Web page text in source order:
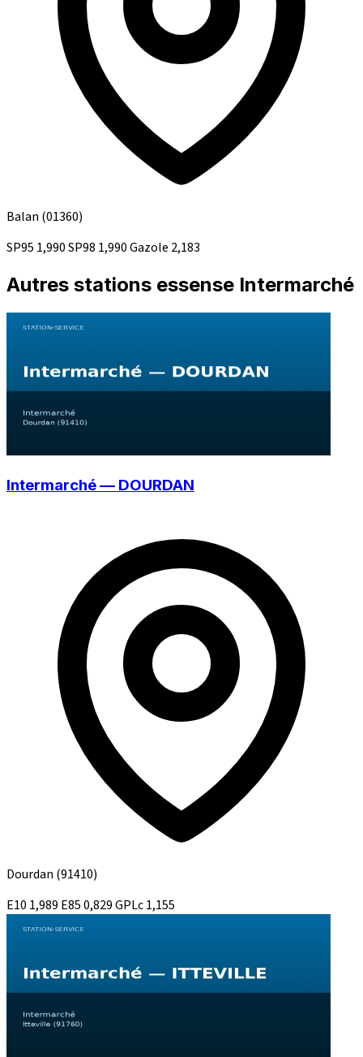
Balan (01360)
SP95 1,990SP98 1,990Gazole 2,183
Autres stations essense Intermarché
Intermarché — DOURDAN
Dourdan (91410)
E10 1,989 E850,829GPLc1,155